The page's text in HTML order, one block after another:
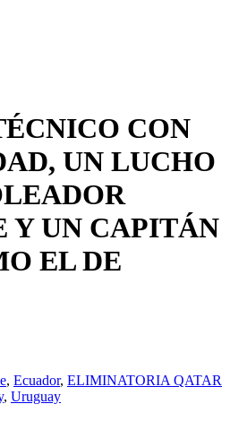
CON
UN LUCHO
Y UN CAPITÁN
EL DE
, Ecuador, ELIMINATORIA QATAR
, Uruguay